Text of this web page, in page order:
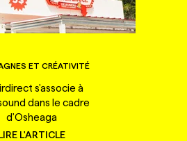
ET CRÉATIVITÉ
s'associe à
dans le cadre
d'Osheaga
L'ARTICLE